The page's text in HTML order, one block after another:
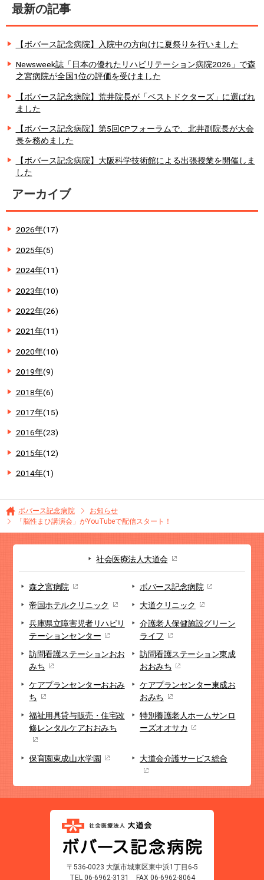
最新の記事
【ボバース記念病院】入院中の方向けに夏祭りを行いました
Newsweek誌「日本の優れたリハビリテーション病院2026」で森
之宮病院が全国1位の評価を受けました
【ボバース記念病院】荒井院長が「ベストドクターズ」に選ばれ
ました
【ボバース記念病院】第5回CPフォーラムで、北井副院長が大会
長を務めました
【ボバース記念病院】大阪科学技術館による出張授業を開催しま
した
アーカイブ
2026年(17)
2025年(5)
2024年(11)
2023年(10)
2022年(26)
2021年(11)
2020年(10)
2019年(9)
2018年(6)
2017年(15)
2016年(23)
2015年(12)
2014年(1)
ボバース記念病院
お知らせ
「脳性まひ講演会」がYouTubeで配信スタート！
社会医療法人大道会
森之宮病院
ボバース記念病院
帝国ホテルクリニック
大道クリニック
兵庫県立障害児者リハビリ
テーションセンター
介護老人保健施設グリーン
ライフ
訪問看護ステーションおお
みち
訪問看護ステーション東成
おおみち
ケアプランセンターおおみ
ち
ケアプランセンター東成お
おみち
福祉用具貸与販売・住宅改
修レンタルケアおおみち
特別養護老人ホームサンロ
ーズオオサカ
保育園東成山水学園 大道会介護サービス総合
〒536-0023 大阪市城東区東中浜1丁目6-5
TEL 06-6962-3131
FAX 06-6962-8064